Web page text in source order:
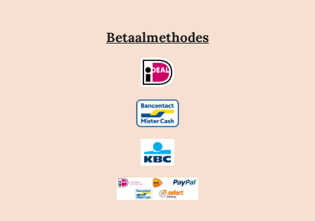
Betaalmethodes